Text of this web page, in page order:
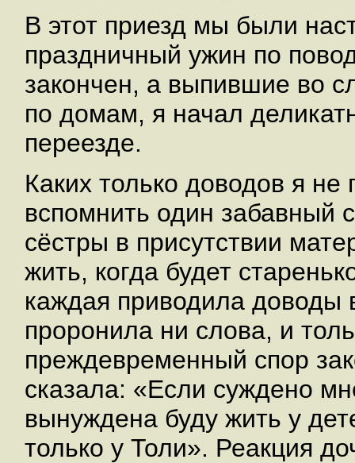
В этот приезд мы были
праздничный ужин по
закончен, а выпившие во
по домам, я начал
переезде.
Каких только доводов я
вспомнить один забавный
сёстры в присутствии
жить, когда будет
каждая приводила доводы
проронила ни слова, и
преждевременный спор
сказала: «Если суждено
вынуждена буду жить у
только у Толи». Реакция